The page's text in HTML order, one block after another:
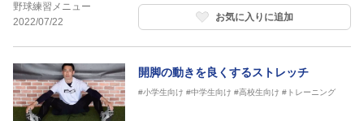
野球練習メニュー
2022/07/22
お気に入りに追加
開脚の動きを良くするストレッチ
#小学生向け #中学生向け #高校生向け #トレーニング